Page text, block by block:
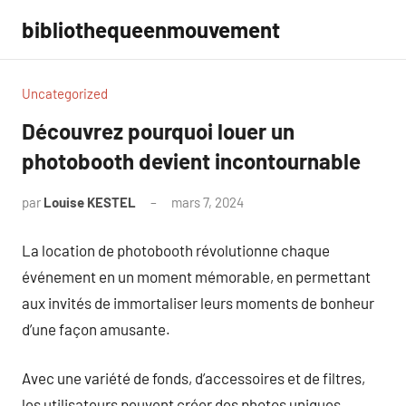
contenu
bibliothequeenmouvement
Uncategorized
Découvrez pourquoi louer un
photobooth devient incontournable
par Louise KESTEL mars 7, 2024
La location de photobooth révolutionne chaque
événement en un moment mémorable, en permettant
aux invités de immortaliser leurs moments de bonheur
d’une façon amusante.
Avec une variété de fonds, d’accessoires et de filtres,